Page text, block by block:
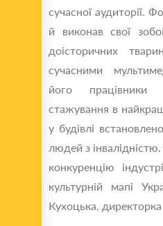
сучасної аудиторії.
й виконав свої
доісторичних
сучасними
його
стажування в
у будівлі
людей з
конкуренцію
культурній мапі
Кухоцька,